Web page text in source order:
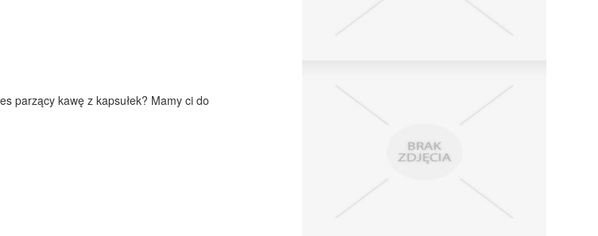
parzący kawę z kapsułek? Mamy ci do